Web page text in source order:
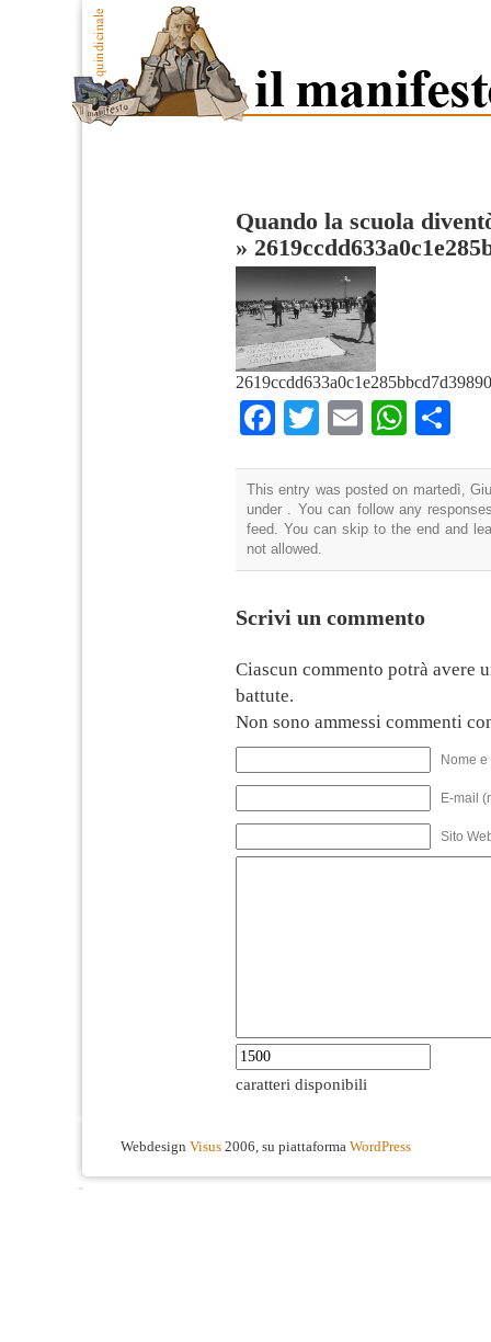
Quando la scuola
»
Facebook
TwitterEmail
This entry was posted on martedì,
under . You can follow any
feed. You can skip to the end and
not allowed.
Scrivi un commento
Ciascun commento potrà avere
battute.
Non sono ammessi commenti
Nome
E-mail
Sito
caratteri disponibili
Webdesign Visus 2006, su piattaforma WordPress